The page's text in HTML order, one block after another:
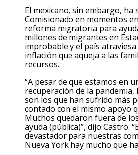
El mexicano, sin embargo, ha
Comisionado en momentos
reforma migratoria para
millones de migrantes en
improbable y el país
inflación que aqueja a las
recursos.
“A pesar de que estamos en
recuperación de la
son los que han sufrido más
contado con el mismo apoyo
Muchos quedaron fuera de
ayuda (pública)”, dijo Castro.
devastador para nuestras
Nueva York hay mucho que